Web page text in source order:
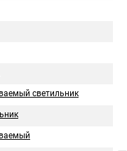
светильник